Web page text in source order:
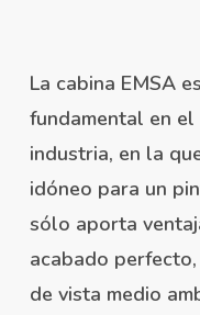
La cabina EMSA
fundamental en
industria, en la
idóneo para un
sólo aporta
acabado
de vista medio